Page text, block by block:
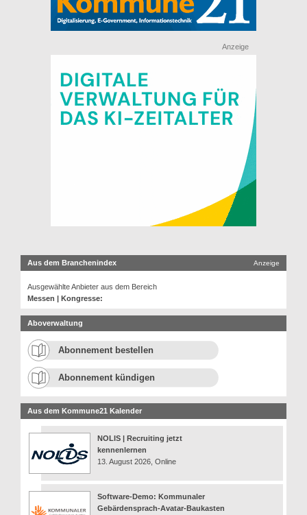
Anzeige
Aus dem Branchenindex Anzeige
Ausgewählte Anbieter aus dem Bereich
Messen | Kongresse:
Aboverwaltung
Abonnement bestellen
Abonnement kündigen
Aus dem Kommune21 Kalender
NOLIS | Recruiting jetzt
kennenlernen
13. August 2026, Online
Software-Demo: Kommunaler
Gebärdensprach-Avatar-Baukasten